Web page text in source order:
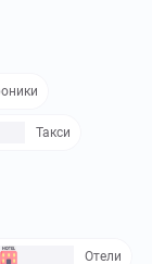
Такси
Отели